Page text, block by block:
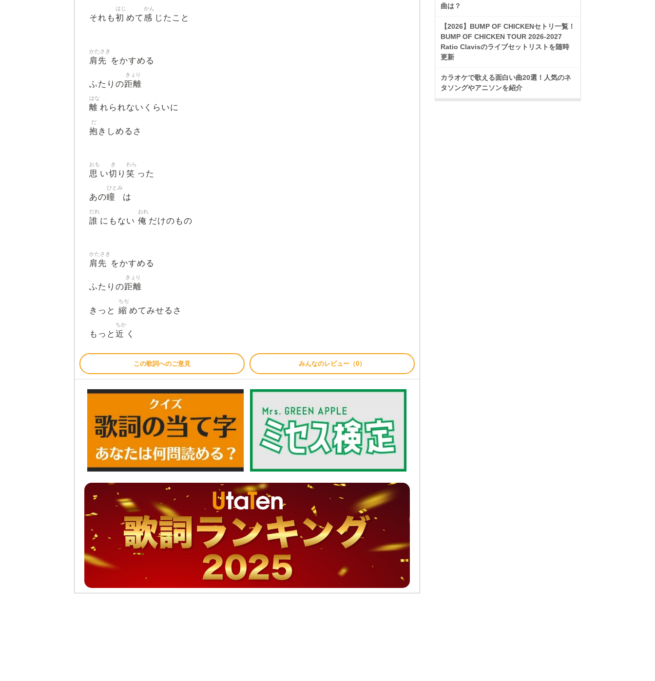
それも初
はじ
めて 感
かん
じたこと
肩先
かたさき
をかすめる
ふたりの距離
きょり
離
はな
れられないくらいに
抱
だ
きしめるさ
思
おも
い切
き
り 笑
わら
った
あの瞳
ひとみ
は
誰
だれ
にもない 俺
おれ
だけのもの
肩先
かたさき
をかすめる
ふたりの距離
きょり
きっと 縮
ちぢ
めてみせるさ
もっと 近
ちか
く
この歌詞へのご意見 みんなのレビュー（0）
曲は？
【2026】BUMP OF CHICKENセトリ一覧！
BUMP OF CHICKEN TOUR 2026-2027
Ratio Clavisのライブセットリストを随時
更新
カラオケで歌える面白い曲20選！人気のネ
タソングやアニソンを紹介